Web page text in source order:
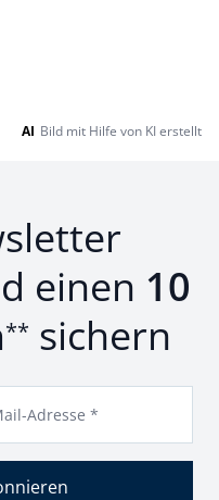
AI Bild mit Hilfe von KI erstellt
einen 10
** sichern
Adresse *